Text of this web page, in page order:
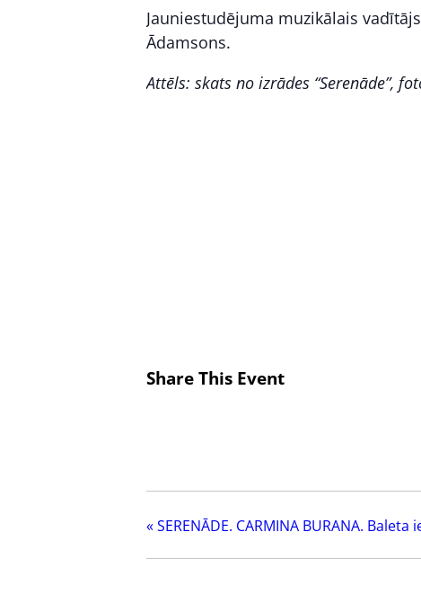
Jauniestudējuma muzikālais
Ādamsons.
Attēls: skats no izrādes “Serenāde”,
Share This Event
«SERENĀDE. CARMINA BURANA.